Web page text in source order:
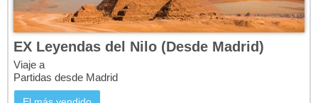
EX Leyendas del Nilo (Desde Madrid)
Viaje a
Partidas desde Madrid